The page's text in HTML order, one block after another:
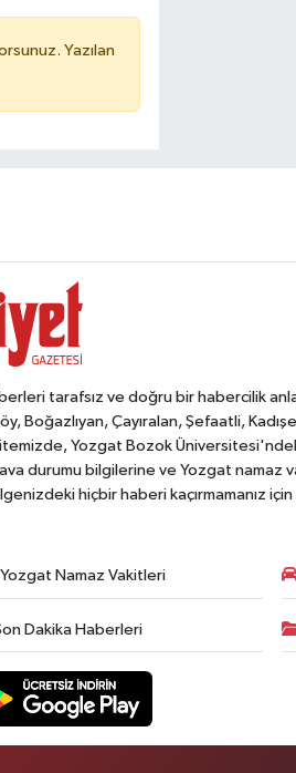
Yazılan
tarafsız ve doğru bir habercilik
Çayıralan, Şefaatli,
Yozgat Bozok
durumu bilgilerine ve Yozgat namaz
hiçbir haberi kaçırmamanız için
Yozgat Namaz Vakitleri
Dakika Haberleri